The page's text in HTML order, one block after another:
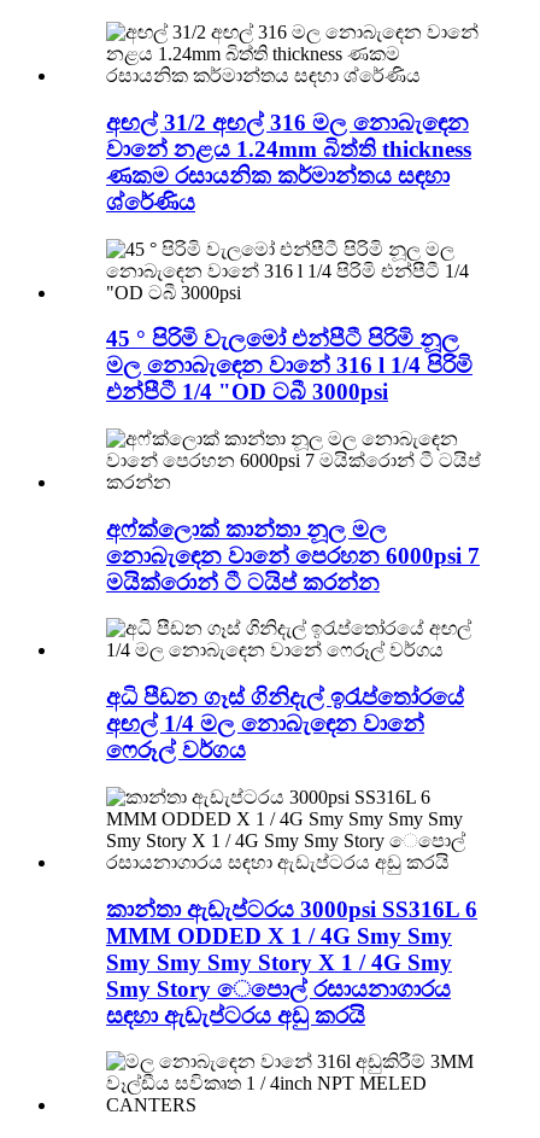
අඟල් 31/2 අඟල් 316 මල නොබැඳෙන
වානේ නළය 1.24mm බිත්ති thickness
ණකම රසායනික කර්මාන්තය සඳහා
ශ්රේණිය
45 ° පිරිමි වැලමෝ එන්පීටී පිරිමි නූල
මල නොබැඳෙන වානේ 316 l 1/4 පිරිමි
එන්පීටී 1/4 "OD ටබී 3000psi
අෆ්ක්ලොක් කාන්තා නූල මල
නොබැඳෙන වානේ පෙරහන 6000psi 7
මයික්රොන් ටී ටයිප් කරන්න
අධි පීඩන ගෑස් ගිනිදැල් ඉරැප්තෝරයේ
අඟල් 1/4 මල නොබැඳෙන වානේ
ෆෙරූල් වර්ගය
කාන්තා ඇඩැප්ටරය 3000psi SS316L 6
MMM ODDED X 1 / 4G Smy Smy
Smy Smy Smy Story X 1 / 4G Smy
Smy Story ෙපොල් රසායනාගාරය
සඳහා ඇඩැප්ටරය අඩු කරයි